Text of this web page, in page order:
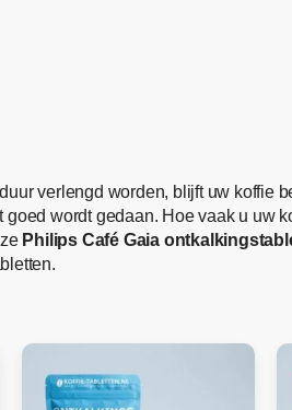
verlengd worden, blijft uw koffie
goed wordt gedaan. Hoe vaak u uw
Philips Café Gaia